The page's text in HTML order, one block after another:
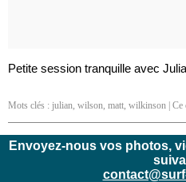
Petite session tranquille avec
Mots clés : julian, wilson, matt, wilkinson |
Envoyez-nous vos photos,